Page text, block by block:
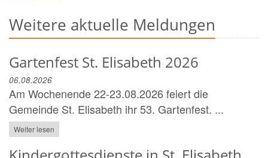
Weitere aktuelle Meldungen
Gartenfest St. Elisabeth 2026
06.08.2026
Am Wochenende 22-23.08.2026 feiert die
Gemeinde St. Elisabeth ihr 53. Gartenfest. ...
Weiter lesen